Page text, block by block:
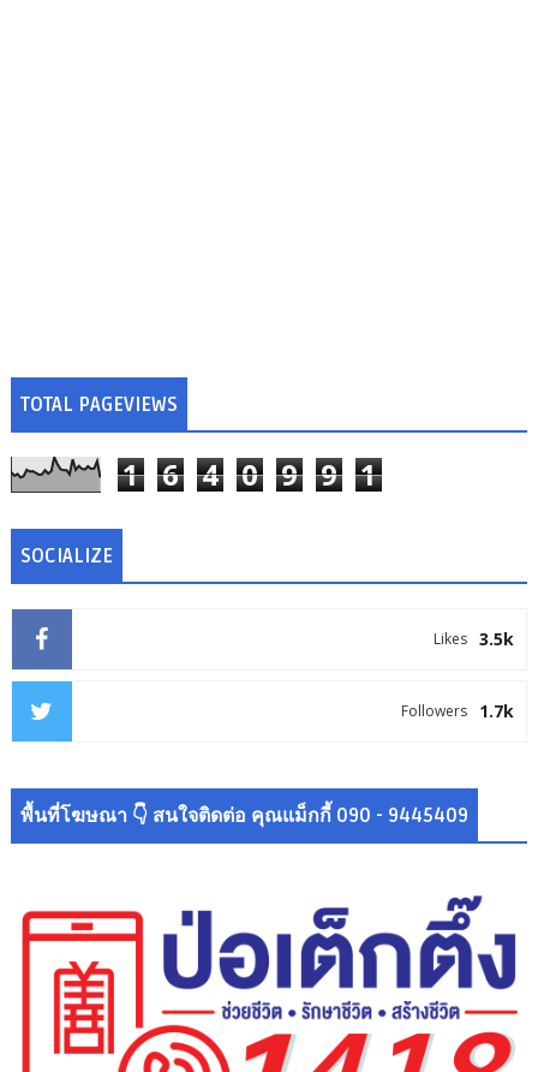
TOTAL PAGEVIEWS
1 6 4 0 9 9 1
SOCIALIZE
3.5k
Likes
1.7k
Followers
พื้นที่โฆษณา 👇 สนใจติดต่อ คุณแม็กกี้ 090 - 9445409